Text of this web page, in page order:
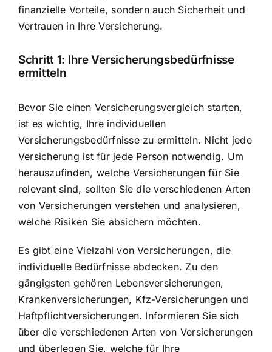
finanzielle Vorteile, sondern auch Sicherheit und
Vertrauen in Ihre Versicherung.
Schritt 1: Ihre Versicherungsbedürfnisse
ermitteln
Bevor Sie einen Versicherungsvergleich starten,
ist es wichtig, Ihre individuellen
Versicherungsbedürfnisse zu ermitteln. Nicht jede
Versicherung ist für jede Person notwendig. Um
herauszufinden, welche Versicherungen für Sie
relevant sind, sollten Sie die verschiedenen Arten
von Versicherungen verstehen und analysieren,
welche Risiken Sie absichern möchten.
Es gibt eine Vielzahl von Versicherungen, die
individuelle Bedürfnisse abdecken. Zu den
gängigsten gehören Lebensversicherungen,
Krankenversicherungen, Kfz-Versicherungen und
Haftpflichtversicherungen. Informieren Sie sich
über die verschiedenen Arten von Versicherungen
und überlegen Sie, welche für Ihre